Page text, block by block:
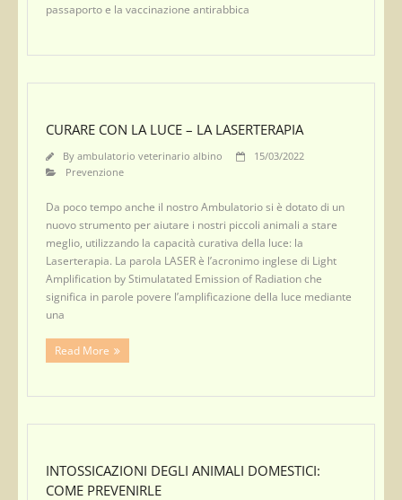
passaporto e la vaccinazione antirabbica
CURARE CON LA LUCE – LA LASERTERAPIA
By ambulatorio veterinario albino
15/03/2022
Prevenzione
Da poco tempo anche il nostro Ambulatorio si è dotato di un
nuovo strumento per aiutare i nostri piccoli animali a stare
meglio, utilizzando la capacità curativa della luce: la
Laserterapia. La parola LASER è l’acronimo inglese di Light
Amplification by Stimulatated Emission of Radiation che
significa in parole povere l’amplificazione della luce mediante
una
Read More
INTOSSICAZIONI DEGLI ANIMALI DOMESTICI:
COME PREVENIRLE